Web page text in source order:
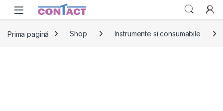
Skip to navigation
Skip to content
Prima pagină Shop Instrumente si consumabile